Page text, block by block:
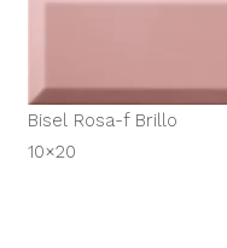
Bisel Rosa-f Brillo
10×20